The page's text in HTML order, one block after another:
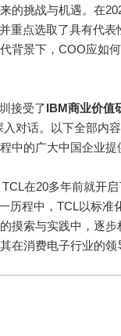
的挑战与机遇。在
重点选取了具有代
背景下，COO应如
接受了IBM商业价值
对话。以下全部内
中的广大中国企业提
在20多年前就开
历程中，TCL以标准
摸索与实践中，逐步
在消费电子行业的领